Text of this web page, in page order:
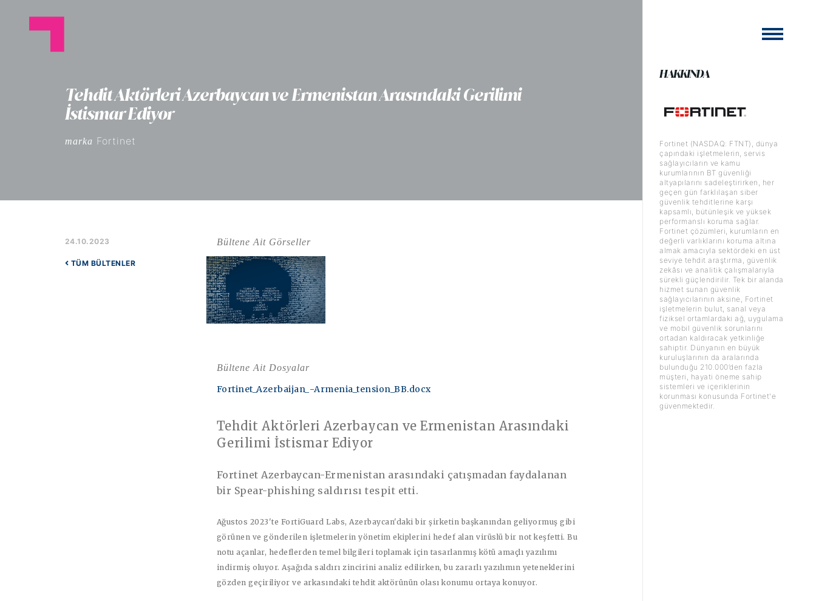
Tehdit Aktörleri Azerbaycan ve Ermenistan Arasındaki Gerilimi
İstismar Ediyor
marka Fortinet
24.10.2023
TÜM BÜLTENLER
Bültene Ait Görseller
Bültene Ait Dosyalar
Fortinet_Azerbaijan_-Armenia_tension_BB.docx
Tehdit Aktörleri Azerbaycan ve Ermenistan Arasındaki
Gerilimi İstismar Ediyor
Fortinet Azerbaycan-Ermenistan arasındaki çatışmadan faydalanan
bir Spear-phishing saldırısı tespit etti.
Ağustos 2023'te FortiGuard Labs, Azerbaycan'daki bir şirketin başkanından geliyormuş gibi
görünen ve gönderilen işletmelerin yönetim ekiplerini hedef alan virüslü bir not keşfetti. Bu
notu açanlar, hedeflerden temel bilgileri toplamak için tasarlanmış kötü amaçlı yazılımı
indirmiş oluyor. Aşağıda saldırı zincirini analiz edilirken, bu zararlı yazılımın yeteneklerini
gözden geçiriliyor ve arkasındaki tehdit aktörünün olası konumu ortaya konuyor.
HAKKINDA
Fortinet (NASDAQ: FTNT), dünya
çapındaki işletmelerin, servis
sağlayıcıların ve kamu
kurumlarının BT güvenliği
altyapılarını sadeleştirirken, her
geçen gün farklılaşan siber
güvenlik tehditlerine karşı
kapsamlı, bütünleşik ve yüksek
performanslı koruma sağlar.
Fortinet çözümleri, kurumların en
değerli varlıklarını koruma altına
almak amacıyla sektördeki en üst
seviye tehdit araştırma, güvenlik
zekâsı ve analitik çalışmalarıyla
sürekli güçlendirilir. Tek bir alanda
hizmet sunan güvenlik
sağlayıcılarının aksine, Fortinet
işletmelerin bulut, sanal veya
fiziksel ortamlardaki ağ, uygulama
ve mobil güvenlik sorunlarını
ortadan kaldıracak yetkinliğe
sahiptir. Dünyanın en büyük
kuruluşlarının da aralarında
bulunduğu 210.000’den fazla
müşteri, hayati öneme sahip
sistemleri ve içeriklerinin
korunması konusunda Fortinet'e
güvenmektedir.